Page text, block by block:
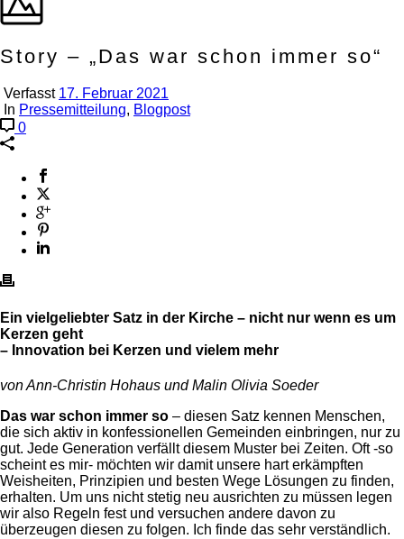
Story – „Das war schon immer so“
Verfasst 17. Februar 2021
In Pressemitteilung, Blogpost
0
Ein vielgeliebter Satz in der Kirche – nicht nur wenn es um
Kerzen geht
– Innovation bei Kerzen und vielem mehr
von Ann-Christin Hohaus und Malin Olivia Soeder
Das war schon immer so – diesen Satz kennen Menschen,
die sich aktiv in konfessionellen Gemeinden einbringen, nur zu
gut. Jede Generation verfällt diesem Muster bei Zeiten. Oft -so
scheint es mir- möchten wir damit unsere hart erkämpften
Weisheiten, Prinzipien und besten Wege Lösungen zu finden,
erhalten. Um uns nicht stetig neu ausrichten zu müssen legen
wir also Regeln fest und versuchen andere davon zu
überzeugen diesen zu folgen. Ich finde das sehr verständlich.